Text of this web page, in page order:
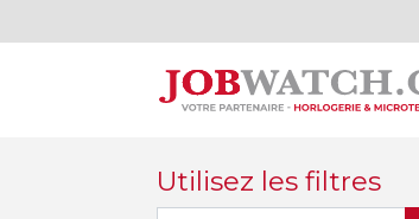
Utilisez les filtres